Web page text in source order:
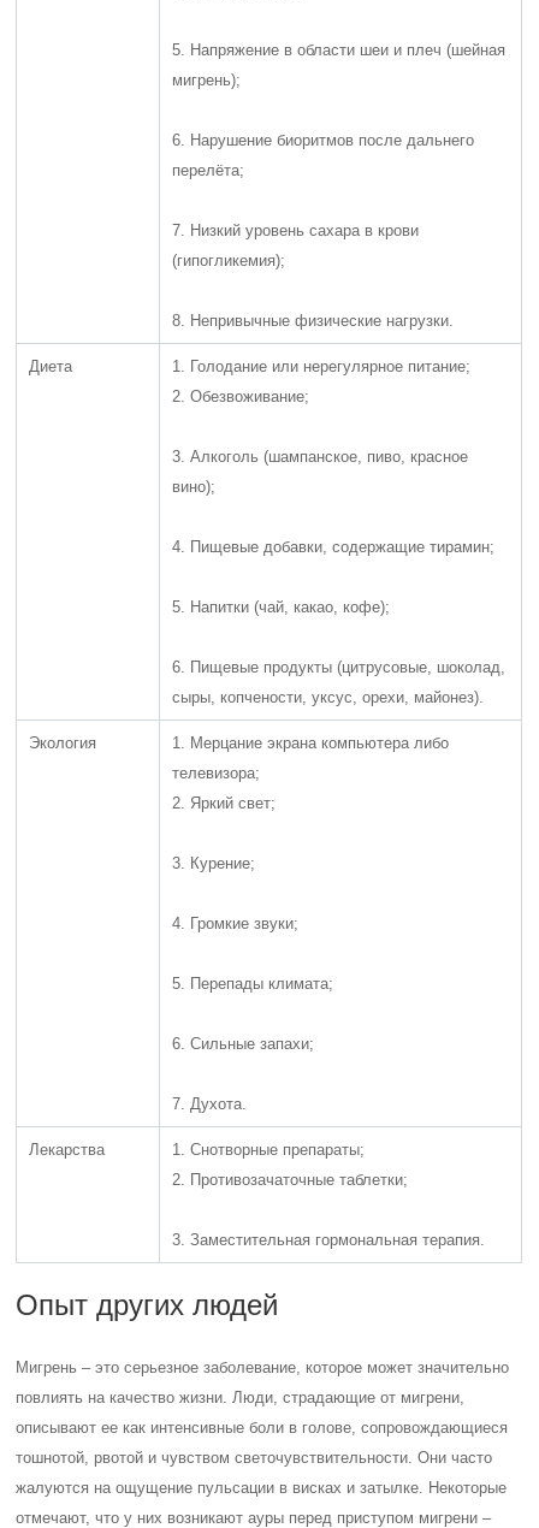
5. Напряжение в области шеи и плеч (шейная
мигрень);
6. Нарушение биоритмов после дальнего
перелёта;
7. Низкий уровень сахара в крови
(гипогликемия);
8. Непривычные физические нагрузки.
Диета
1. Голодание или нерегулярное питание;
2. Обезвоживание;
3. Алкоголь (шампанское, пиво, красное
вино);
4. Пищевые добавки, содержащие тирамин;
5. Напитки (чай, какао, кофе);
6. Пищевые продукты (цитрусовые, шоколад,
сыры, копчености, уксус, орехи, майонез).
Экология
1. Мерцание экрана компьютера либо
телевизора;
2. Яркий свет;
3. Курение;
4. Громкие звуки;
5. Перепады климата;
6. Сильные запахи;
7. Духота.
Лекарства
1. Снотворные препараты;
2. Противозачаточные таблетки;
3. Заместительная гормональная терапия.
Опыт других людей
Мигрень – это серьезное заболевание, которое может значительно
повлиять на качество жизни. Люди, страдающие от мигрени,
описывают ее как интенсивные боли в голове, сопровождающиеся
тошнотой, рвотой и чувством светочувствительности. Они часто
жалуются на ощущение пульсации в висках и затылке. Некоторые
отмечают, что у них возникают ауры перед приступом мигрени –